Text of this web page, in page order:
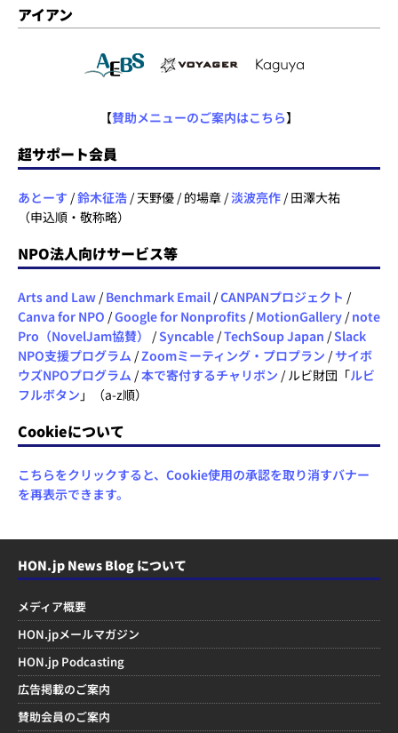
アイアン
【賛助メニューのご案内はこちら】
超サポート会員
あとーす /鈴木征浩 / 天野優 / 的場章 /淡波亮作 / 田澤大祐
（申込順・敬称略）
NPO法人向けサービス等
Arts and Law / Benchmark Email /CANPANプロジェクト /
Canva for NPO /Google for Nonprofits / MotionGallery / note
Pro（NovelJam協賛）
/Syncable /TechSoup Japan /Slack
NPO支援プログラム /Zoomミーティング・プロプラン /サイボ
ウズNPOプログラム /本で寄付するチャリボン / ルビ財団「ルビ
フルボタン 」（a-z順）
Cookieについて
こちらをクリックすると、Cookie使用の承認を取り消すバナー
を再表示できます。
HON.jp News Blog について
メディア概要
HON.jpメールマガジン
HON.jp Podcasting
広告掲載のご案内
賛助会員のご案内